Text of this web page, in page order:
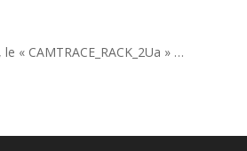
« CAMTRACE_RACK_2Ua » …